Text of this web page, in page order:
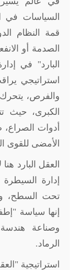
السياسات في
قمة النظام
الصدمة أو
البارد" في
استراتيجي
والفرص،
الكبرى، حيث
أدوات الصراع،
الأمضى للقوى
العقل البارد
إدارة
تحت السطح،
إنها سياسة
وصناعة
الرماد.
استراتيجية